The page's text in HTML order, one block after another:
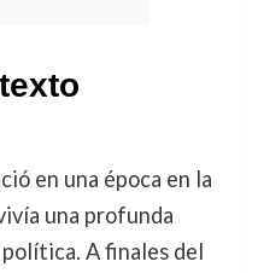
en una época en la
una profunda
A finales del